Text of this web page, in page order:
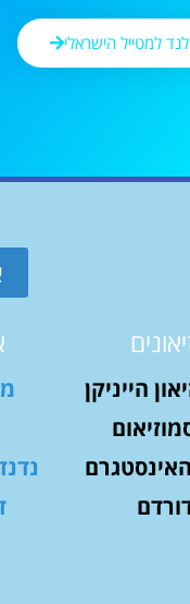
למטייל הישראלי
הייניקן
האינסטגרם